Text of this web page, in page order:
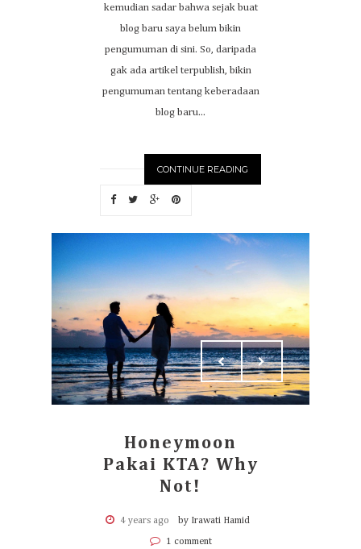
kemudian sadar bahwa sejak buat
blog baru saya belum bikin
pengumuman di sini. So, daripada
gak ada artikel terpublish, bikin
pengumuman tentang keberadaan
blog baru...
CONTINUE READING
Honeymoon
Pakai KTA? Why
Not!
4 years ago by Irawati Hamid
1 comment